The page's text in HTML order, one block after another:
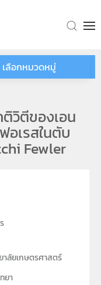
เลือกหมวดหมู่
วิตีของเอน
อเรสในตับ
Fewler
าลัยเกษตรศาสตร์
ยา